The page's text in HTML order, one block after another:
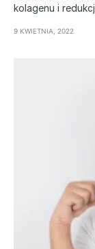
kolagenu i
9 KWIETNIA, 2022